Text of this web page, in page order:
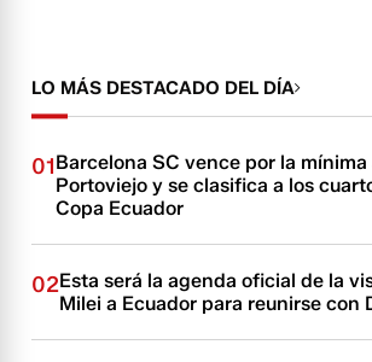
LO MÁS DESTACADO DEL DÍA
01Barcelona SC vence por la mínima
Portoviejo y se clasifica a los
Copa Ecuador
02Esta será la agenda oficial de la
Milei a Ecuador para reunirse con